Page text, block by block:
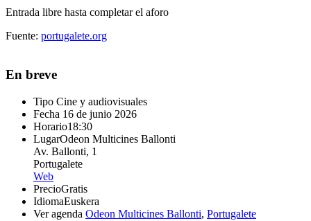
Entrada libre hasta completar el aforo
Fuente: portugalete.org
En breve
Tipo Cine y audiovisuales
Fecha 16 de junio 2026
Horario18:30
LugarOdeon Multicines Ballonti
Av. Ballonti, 1
Portugalete
Web
PrecioGratis
IdiomaEuskera
Ver agenda Odeon Multicines Ballonti, Portugalete